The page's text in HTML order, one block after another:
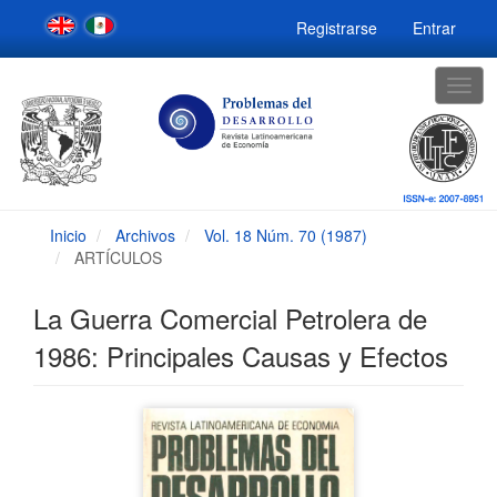
Navegación
principal
Contenido
Barra
lateral
Registrarse Entrar
Inicio Archivos
Vol. 18 Núm. 70 (1987)
ARTÍCULOS
La Guerra Comercial Petrolera de
1986: Principales Causas y Efectos